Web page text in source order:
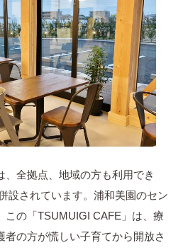
、全拠点、地域の方も利用でき
設されています。浦和美園のセン
この「TSUMUIGI CAFE」は、療
者の方が慌しい子育てから開放さ